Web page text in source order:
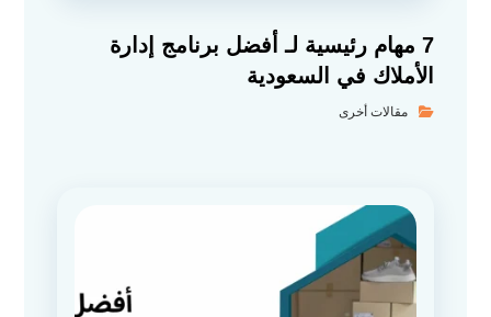
7 مهام رئيسية لـ أفضل برنامج إدارة
الأملاك في السعودية
مقالات أخرى